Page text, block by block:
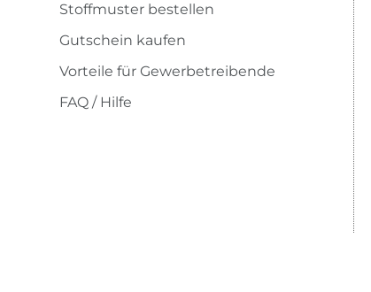
Stoffmuster bestellen
Gutschein kaufen
Vorteile für Gewerbetreibende
FAQ / Hilfe